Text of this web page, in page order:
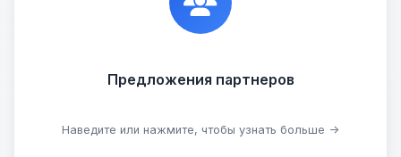
Предложения партнеров
Наведите или нажмите, чтобы узнать больше →
сотрудничеству.
Стать партнером